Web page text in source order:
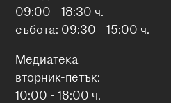
09:00 - 18:30 ч.
събота: 09:30 - 15:00 ч.
Медиатека
вторник-петък:
10:00 - 18:00 ч.